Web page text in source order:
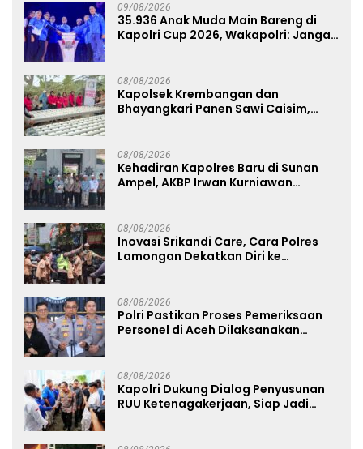
09/08/2026
35.936 Anak Muda Main Bareng di
Kapolri Cup 2026, Wakapolri: Jangan
08/08/2026
Kapolsek Krembangan dan
Bhayangkari Panen Sawi Caisim,
08/08/2026
Kehadiran Kapolres Baru di Sunan
Ampel, AKBP Irwan Kurniawan
08/08/2026
Inovasi Srikandi Care, Cara Polres
Lamongan Dekatkan Diri ke
08/08/2026
Polri Pastikan Proses Pemeriksaan
Personel di Aceh Dilaksanakan
08/08/2026
Kapolri Dukung Dialog Penyusunan
RUU Ketenagakerjaan, Siap Jadi